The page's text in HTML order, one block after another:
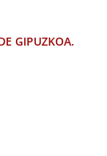
GIPUZKOA.